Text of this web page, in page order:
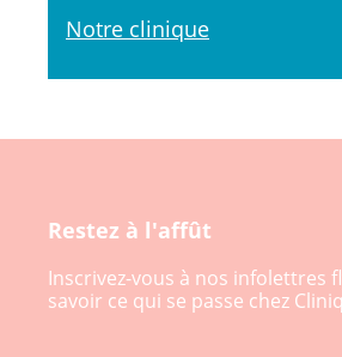
Notre clinique
Restez à l'affût
Inscrivez-vous à nos infolettres
savoir ce qui se passe chez